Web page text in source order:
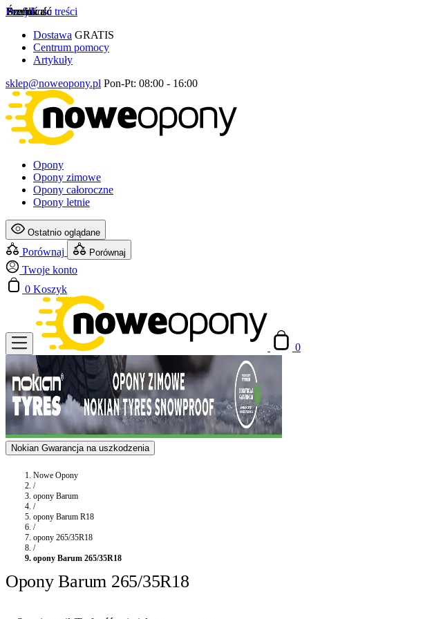
Przejdź do treści
Dostawa GRATIS
Centrum pomocy
Artykuły
sklep@noweopony.pl Pon-Pt: 08:00 - 16:00
Opony
Opony zimowe
Opony całoroczne
Opony letnie
Ostatnio oglądane
Porównaj Porównaj
Twoje konto
0 Koszyk
0
Nokian Gwarancja na uszkodzenia
Nowe Opony
/
opony Barum
/
opony Barum R18
/
opony 265/35R18
/
opony Barum 265/35R18
Opony Barum 265/35R18
Szerokość
Profil
Średnica